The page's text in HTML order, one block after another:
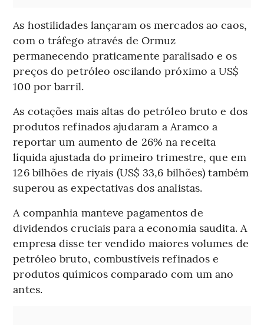
As hostilidades lançaram os mercados ao caos,
com o tráfego através de Ormuz
permanecendo praticamente paralisado e os
preços do petróleo oscilando próximo a US$
100 por barril.
As cotações mais altas do petróleo bruto e dos
produtos refinados ajudaram a Aramco a
reportar um aumento de 26% na receita
líquida ajustada do primeiro trimestre, que em
126 bilhões de riyais (US$ 33,6 bilhões) também
superou as expectativas dos analistas.
A companhia manteve pagamentos de
dividendos cruciais para a economia saudita. A
empresa disse ter vendido maiores volumes de
petróleo bruto, combustíveis refinados e
produtos químicos comparado com um ano
antes.